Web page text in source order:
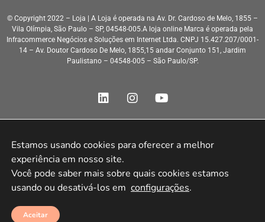
© Copyright 2022 – Loja | A Loja é operada na Av. Dr. Cardoso de Melo, 1855 –
Vila Olímpia, São Paulo – SP, 04548-005.A loja online Marca é operada pela
Infracommerce Negócios e Soluções em Internet Ltda. CNPJ 15.427.207/0001-
14 – Av. Doutor Cardoso De Melo, 1855,15 andar Conjunto 151, Jardim
Paulistano – 04548-005 – São Paulo/SP.
Estamos usando cookies para oferecer a melhor
experiência em nosso site.
Você pode saber mais sobre quais cookies estamos
usando ou desativá-los em configurações.
Aceitar